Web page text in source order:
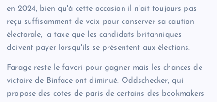
en 2024, bien qu'à cette occasion il n'ait toujours pas
reçu suffisamment de voix pour conserver sa caution
électorale, la taxe que les candidats britanniques
doivent payer lorsqu'ils se présentent aux élections.
Farage reste le favori pour gagner mais les chances de
victoire de Binface ont diminué. Oddschecker, qui
propose des cotes de paris de certains des bookmakers